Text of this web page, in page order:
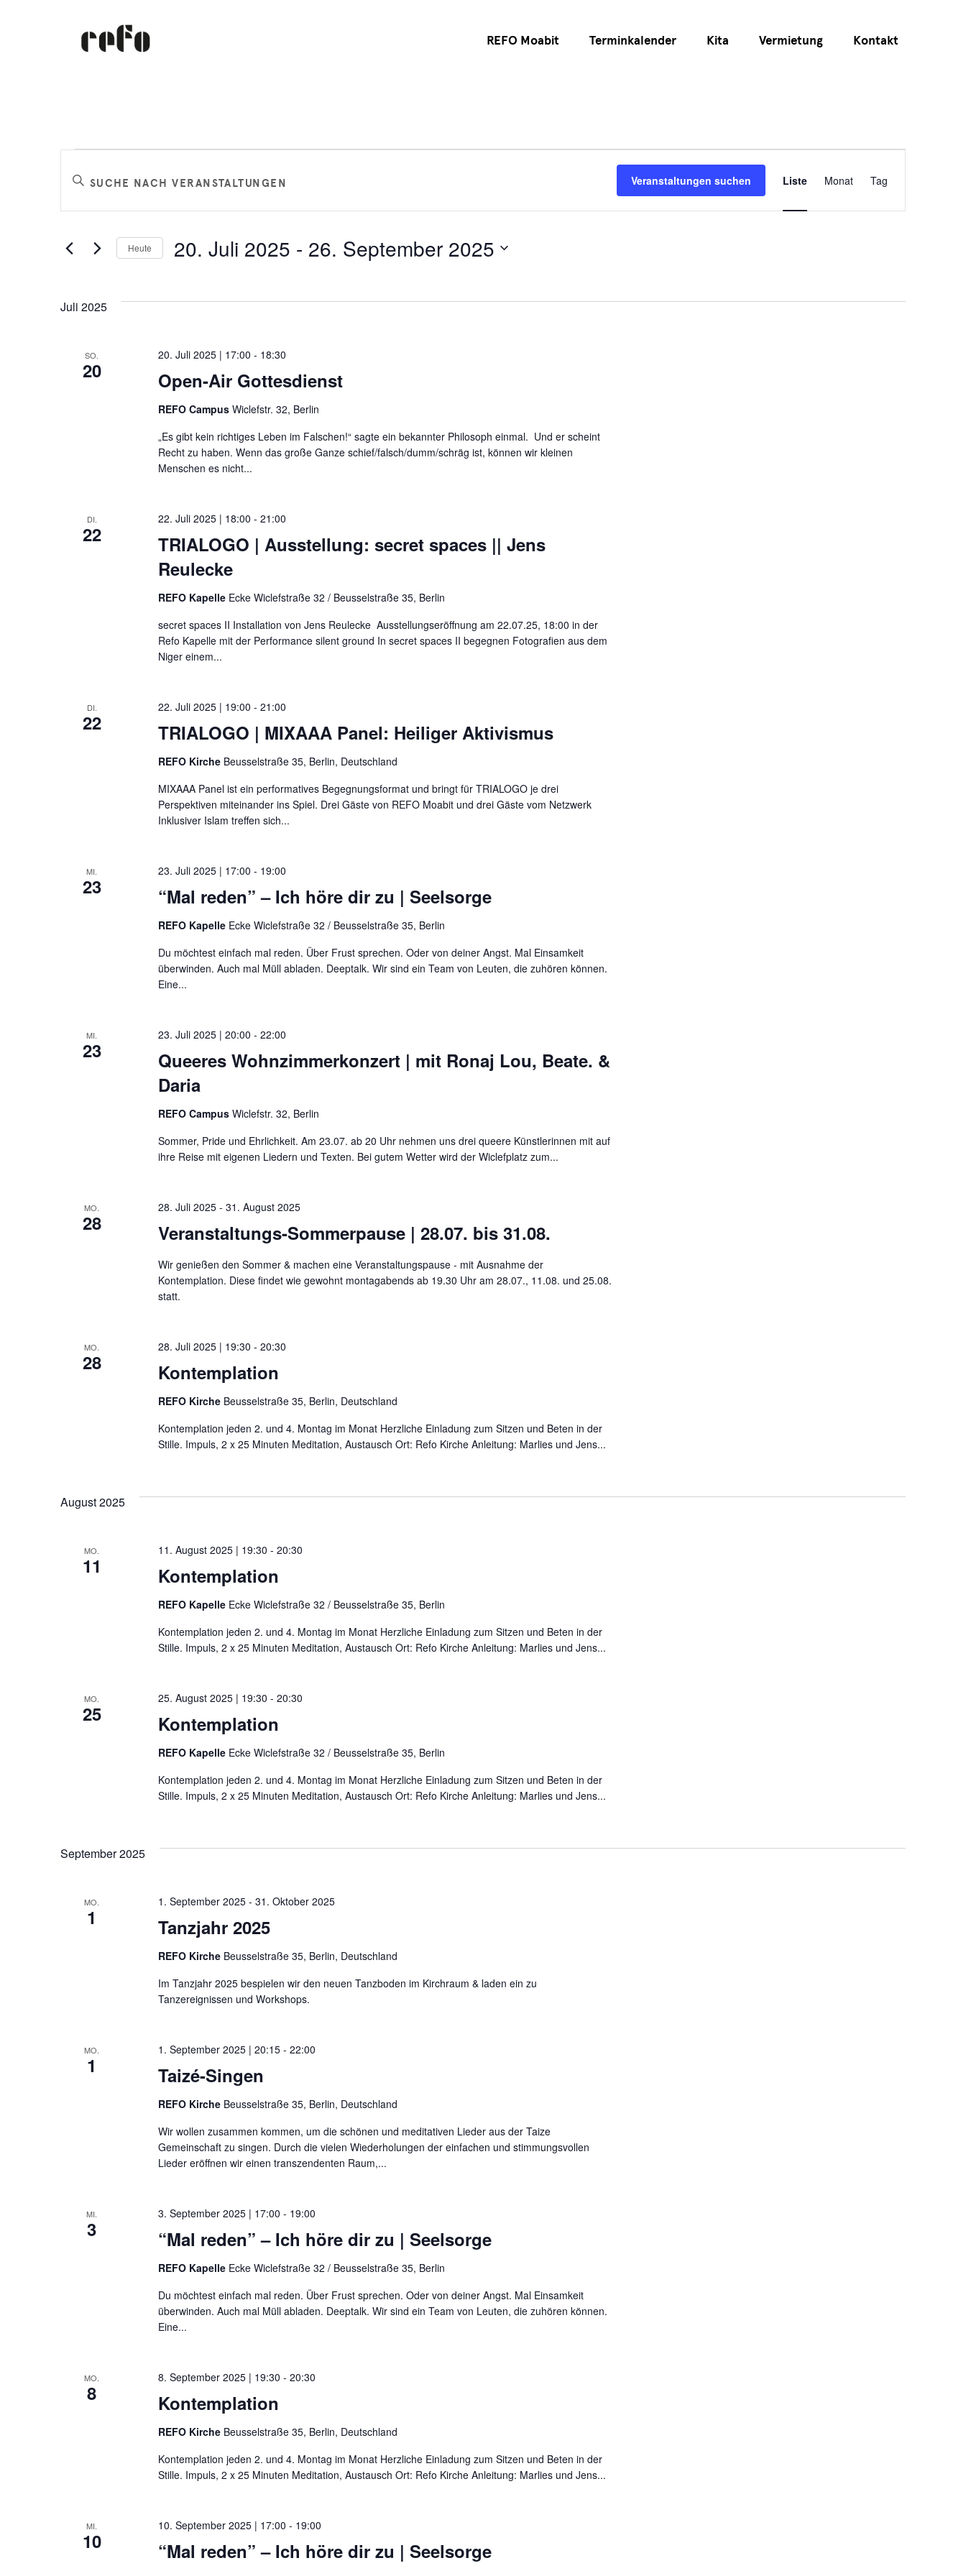
REFO Moabit Terminkalender Kita Vermietung Kontakt
Veranstaltungen
Veranstaltungen
Suche
und
Ansichten,
Schlüsselwort
eingeben.
nach
Veranstaltungen suchen
Ansichten-
Liste Monat Tag
Heute 20. Juli 2025 - 26. September 2025
Juli 2025
SO.
20 Open-Air Gottesdienst
20. Juli 2025 | 17:00 - 18:30
REFO Campus Wiclefstr. 32, Berlin
„Es gibt kein richtiges Leben im Falschen!“ sagte ein bekannter Philosoph einmal. Und er scheint
Recht zu haben. Wenn das große Ganze schief/falsch/dumm/schräg ist, können wir kleinen
Menschen es nicht...
DI.
22
TRIALOGO | Ausstellung: secret spaces || Jens
Reulecke
22. Juli 2025 | 18:00 - 21:00
REFO Kapelle Ecke Wiclefstraße 32 / Beusselstraße 35, Berlin
secret spaces II Installation von Jens Reulecke Ausstellungseröffnung am 22.07.25, 18:00 in der
Refo Kapelle mit der Performance silent ground In secret spaces II begegnen Fotografien aus dem
Niger einem...
DI.
22 TRIALOGO | MIXAAA Panel: Heiliger Aktivismus
22. Juli 2025 | 19:00 - 21:00
REFO Kirche Beusselstraße 35, Berlin, Deutschland
MIXAAA Panel ist ein performatives Begegnungsformat und bringt für TRIALOGO je drei
Perspektiven miteinander ins Spiel. Drei Gäste von REFO Moabit und drei Gäste vom Netzwerk
Inklusiver Islam treffen sich...
MI.
23 “Mal reden” – Ich höre dir zu | Seelsorge
23. Juli 2025 | 17:00 - 19:00
REFO Kapelle Ecke Wiclefstraße 32 / Beusselstraße 35, Berlin
Du möchtest einfach mal reden. Über Frust sprechen. Oder von deiner Angst. Mal Einsamkeit
überwinden. Auch mal Müll abladen. Deeptalk. Wir sind ein Team von Leuten, die zuhören können.
Eine...
MI.
23
Queeres Wohnzimmerkonzert | mit Ronaj Lou, Beate. &
Daria
23. Juli 2025 | 20:00 - 22:00
REFO Campus Wiclefstr. 32, Berlin
Sommer, Pride und Ehrlichkeit. Am 23.07. ab 20 Uhr nehmen uns drei queere Künstlerinnen mit auf
ihre Reise mit eigenen Liedern und Texten. Bei gutem Wetter wird der Wiclefplatz zum...
MO.
28 Veranstaltungs-Sommerpause | 28.07. bis 31.08.
28. Juli 2025- 31. August 2025
Wir genießen den Sommer & machen eine Veranstaltungspause - mit Ausnahme der
Kontemplation. Diese findet wie gewohnt montagabends ab 19.30 Uhr am 28.07., 11.08. und 25.08.
statt.
MO.
28 Kontemplation
28. Juli 2025 | 19:30 - 20:30
REFO Kirche Beusselstraße 35, Berlin, Deutschland
Kontemplation jeden 2. und 4. Montag im Monat Herzliche Einladung zum Sitzen und Beten in der
Stille. Impuls, 2 x 25 Minuten Meditation, Austausch Ort: Refo Kirche Anleitung: Marlies und Jens...
August 2025
MO.
11 Kontemplation
11. August 2025 | 19:30 - 20:30
REFO Kapelle Ecke Wiclefstraße 32 / Beusselstraße 35, Berlin
Kontemplation jeden 2. und 4. Montag im Monat Herzliche Einladung zum Sitzen und Beten in der
Stille. Impuls, 2 x 25 Minuten Meditation, Austausch Ort: Refo Kirche Anleitung: Marlies und Jens...
MO.
25 Kontemplation
25. August 2025 | 19:30 - 20:30
REFO Kapelle Ecke Wiclefstraße 32 / Beusselstraße 35, Berlin
Kontemplation jeden 2. und 4. Montag im Monat Herzliche Einladung zum Sitzen und Beten in der
Stille. Impuls, 2 x 25 Minuten Meditation, Austausch Ort: Refo Kirche Anleitung: Marlies und Jens...
September 2025
MO.
1 Tanzjahr 2025
1. September 2025- 31. Oktober 2025
REFO Kirche Beusselstraße 35, Berlin, Deutschland
Im Tanzjahr 2025 bespielen wir den neuen Tanzboden im Kirchraum & laden ein zu
Tanzereignissen und Workshops.
MO.
1 Taizé-Singen
1. September 2025 | 20:15- 22:00
REFO Kirche Beusselstraße 35, Berlin, Deutschland
Wir wollen zusammen kommen, um die schönen und meditativen Lieder aus der Taize
Gemeinschaft zu singen. Durch die vielen Wiederholungen der einfachen und stimmungsvollen
Lieder eröffnen wir einen transzendenten Raum,...
MI.
3 “Mal reden” – Ich höre dir zu | Seelsorge
3. September 2025 | 17:00 - 19:00
REFO Kapelle Ecke Wiclefstraße 32 / Beusselstraße 35, Berlin
Du möchtest einfach mal reden. Über Frust sprechen. Oder von deiner Angst. Mal Einsamkeit
überwinden. Auch mal Müll abladen. Deeptalk. Wir sind ein Team von Leuten, die zuhören können.
Eine...
MO.
8 Kontemplation
8. September 2025 | 19:30 - 20:30
REFO Kirche Beusselstraße 35, Berlin, Deutschland
Kontemplation jeden 2. und 4. Montag im Monat Herzliche Einladung zum Sitzen und Beten in der
Stille. Impuls, 2 x 25 Minuten Meditation, Austausch Ort: Refo Kirche Anleitung: Marlies und Jens...
MI.
10 “Mal reden” – Ich höre dir zu | Seelsorge
10. September 2025 | 17:00 - 19:00